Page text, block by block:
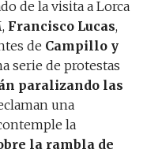
de la visita a Lorca
Francisco Lucas,
de Campillo y
serie de protestas
paralizando las
una
la
la rambla de